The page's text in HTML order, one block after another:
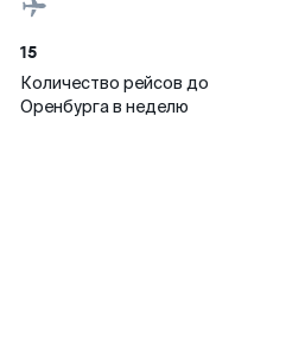
15
Количество рейсов до
Оренбурга в неделю